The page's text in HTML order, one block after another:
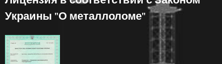
Украины "О металлоломе"